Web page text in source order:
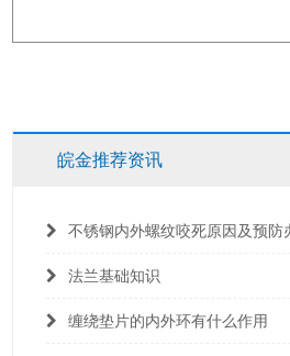
皖金推荐资讯
不锈钢内外螺纹咬死原因及预防
法兰基础知识
缠绕垫片的内外环有什么作用